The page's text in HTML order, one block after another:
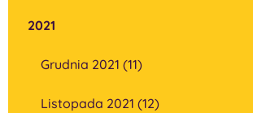
2021
Grudnia 2021 (11)
Listopada 2021 (12)